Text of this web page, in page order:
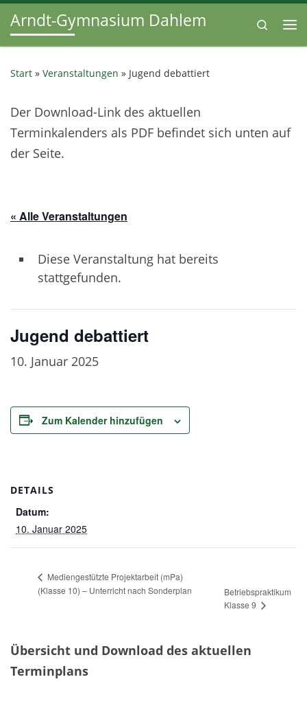
Zum Inhalt springen
Arndt-Gymnasium Dahlem
Search
Start » Veranstaltungen » Jugend debattiert
Der Download-Link des aktuellen
Terminkalenders als PDF befindet sich unten auf
der Seite.
« Alle Veranstaltungen
Diese Veranstaltung hat bereits
stattgefunden.
Jugend debattiert
10. Januar 2025
Zum Kalender hinzufügen
DETAILS
Datum:
10. Januar 2025
Mediengestützte Projektarbeit (mPa)
(Klasse 10) – Unterricht nach Sonderplan
Betriebspraktikum
Klasse 9
Übersicht und Download des aktuellen
Terminplans